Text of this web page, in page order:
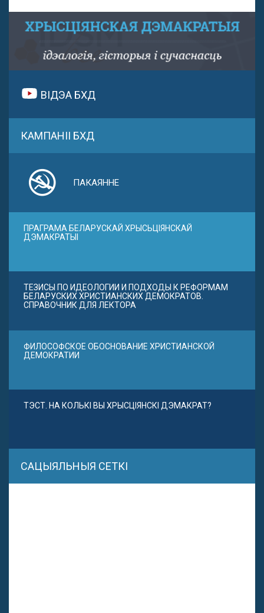
ВІДЭА БХД
КАМПАНІІ БХД
ПАКАЯННЕ
ПРАГРАМА БЕЛАРУСКАЙ ХРЫСЬЦІЯНСКАЙ
ДЭМАКРАТЫІ
ТЕЗИСЫ ПО ИДЕОЛОГИИ И ПОДХОДЫ К РЕФОРМАМ
БЕЛАРУСКИХ ХРИСТИАНСКИХ ДЕМОКРАТОВ.
СПРАВОЧНИК ДЛЯ ЛЕКТОРА
ФИЛОСОФСКОЕ ОБОСНОВАНИЕ ХРИСТИАНСКОЙ
ДЕМОКРАТИИ
ТЭСТ. НА КОЛЬКІ ВЫ ХРЫСЦІЯНСКІ ДЭМАКРАТ?
САЦЫЯЛЬНЫЯ СЕТКІ